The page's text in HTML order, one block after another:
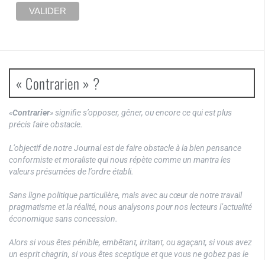
« Contrarien » ?
«Contrarier» signifie s’opposer, gêner, ou encore ce qui est plus
précis faire obstacle.
L’objectif de notre Journal est de faire obstacle à la bien pensance
conformiste et moraliste qui nous répète comme un mantra les
valeurs présumées de l’ordre établi.
Sans ligne politique particulière, mais avec au cœur de notre travail
pragmatisme et la réalité, nous analysons pour nos lecteurs l’actualité
économique sans concession.
Alors si vous êtes pénible, embêtant, irritant, ou agaçant, si vous avez
un esprit chagrin, si vous êtes sceptique et que vous ne gobez pas le